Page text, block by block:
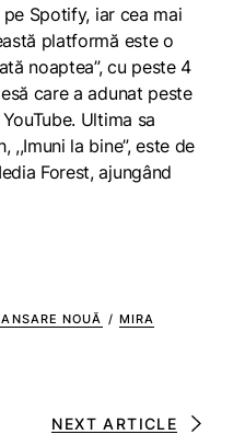
Spotify, iar cea mai
platformă este o
noaptea”, cu peste 4
care a adunat peste
Ultima sa
,,Imuni la bine”, este de
Forest, ajungând
NOUĂ / MIRA
NEXT ARTICLE